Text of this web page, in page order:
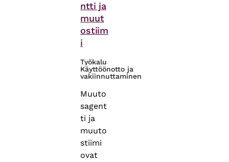
ntti ja
muut
ostiim
i
Työkalu
Käyttöönotto ja
vakiinnuttaminen
Muuto
sagent
ti ja
muuto
stiimi
ovat